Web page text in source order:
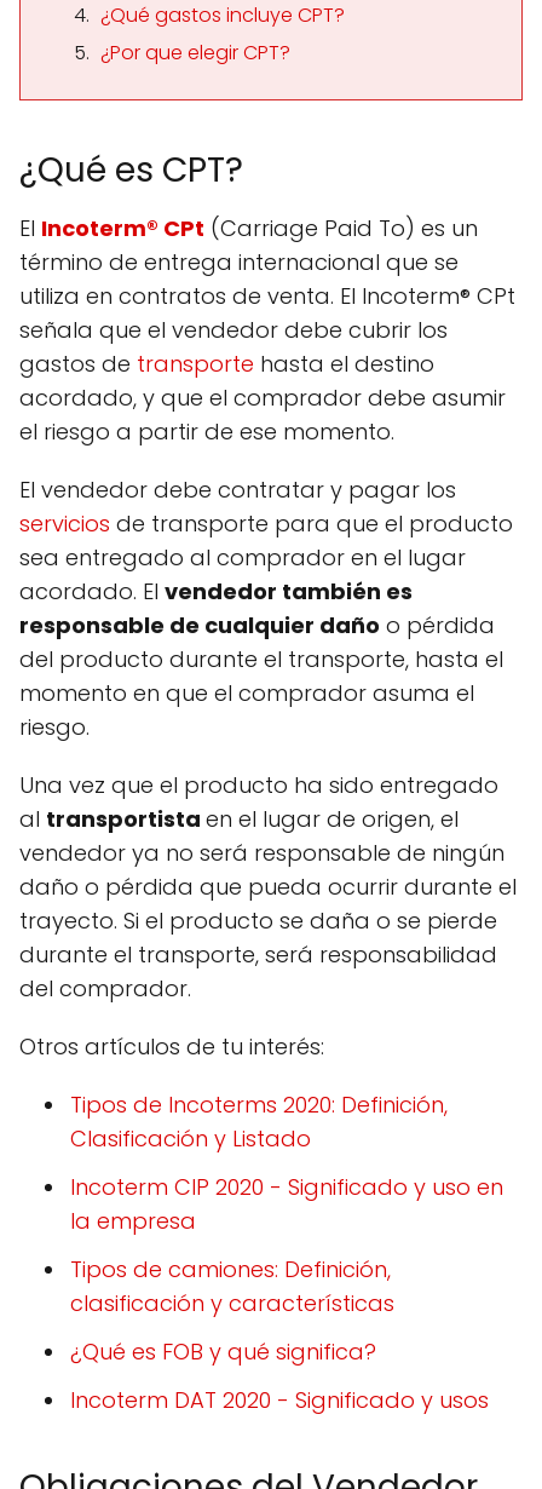
¿Qué gastos incluye CPT?
¿Por que elegir CPT?
¿Qué es CPT?
El Incoterm® CPt (Carriage Paid To) es un
término de entrega internacional que se
utiliza en contratos de venta. El Incoterm® CPt
señala que el vendedor debe cubrir los
gastos de transporte hasta el destino
acordado, y que el comprador debe asumir
el riesgo a partir de ese momento.
El vendedor debe contratar y pagar los
servicios de transporte para que el producto
sea entregado al comprador en el lugar
acordado. El vendedor también es
responsable de cualquier daño o pérdida
del producto durante el transporte, hasta el
momento en que el comprador asuma el
riesgo.
Una vez que el producto ha sido entregado
al transportista en el lugar de origen, el
vendedor ya no será responsable de ningún
daño o pérdida que pueda ocurrir durante el
trayecto. Si el producto se daña o se pierde
durante el transporte, será responsabilidad
del comprador.
Otros artículos de tu interés:
Tipos de Incoterms 2020: Definición,
Clasificación y Listado
Incoterm CIP 2020 - Significado y uso en
la empresa
Tipos de camiones: Definición,
clasificación y características
¿Qué es FOB y qué significa?
Incoterm DAT 2020 - Significado y usos